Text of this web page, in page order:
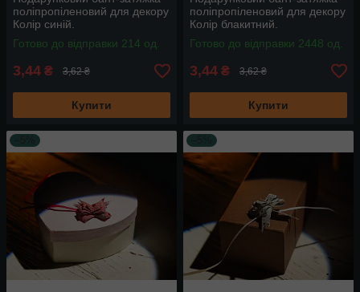
поліпропіленовий для декору
Колір синій.
Готово до відправки 214 од.
3,44 ₴ 3,62 ₴
Купити
поліпропіленовий для декору
Колір блакитний.
Готово до відправки 2448 од.
3,44 ₴ 3,62 ₴
Купити